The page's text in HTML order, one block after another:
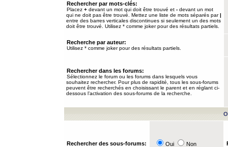
Rechercher par mots-clés:
Placez + devant un mot qui doit être trouvé et - devant un mot
qui ne doit pas être trouvé. Mettez une liste de mots séparés par|
entre des barres verticales discontinues si seulement un des mots
doit être trouvé. Utilisez * comme joker pour des résultats partiels.
Recherche par auteur:
Utilisez * comme joker pour des résultats partiels.
Rechercher dans les forums:
Sélectionnez le forum ou les forums dans lesquels vous
souhaitez rechercher. Pour plus de rapidité, tous les sous-forums
peuvent être recherchés en choisissant le parent et en réglant ci-
dessous l’activation des sous-forums de la recherche.
Rechercher des sous-forums: Oui Non